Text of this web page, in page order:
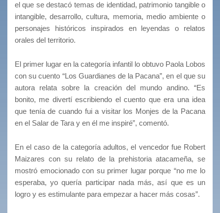
el que se destacó temas de identidad, patrimonio tangible o
intangible, desarrollo, cultura, memoria, medio ambiente o
personajes históricos inspirados en leyendas o relatos
orales del territorio.
El primer lugar en la categoría infantil lo obtuvo Paola Lobos
con su cuento “Los Guardianes de la Pacana”, en el que su
autora relata sobre la creación del mundo andino. “Es
bonito, me divertí escribiendo el cuento que era una idea
que tenía de cuando fui a visitar los Monjes de la Pacana
en el Salar de Tara y en él me inspiré”, comentó.
En el caso de la categoría adultos, el vencedor fue Robert
Maizares con su relato de la prehistoria atacameña, se
mostró emocionado con su primer lugar porque “no me lo
esperaba, yo quería participar nada más, así que es un
logro y es estimulante para empezar a hacer más cosas”.